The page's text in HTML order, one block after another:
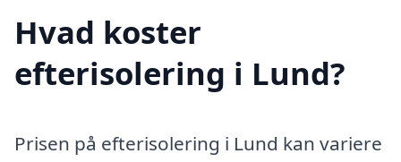
Hvad koster
efterisolering i Lund?
Prisen på efterisolering i Lund kan variere